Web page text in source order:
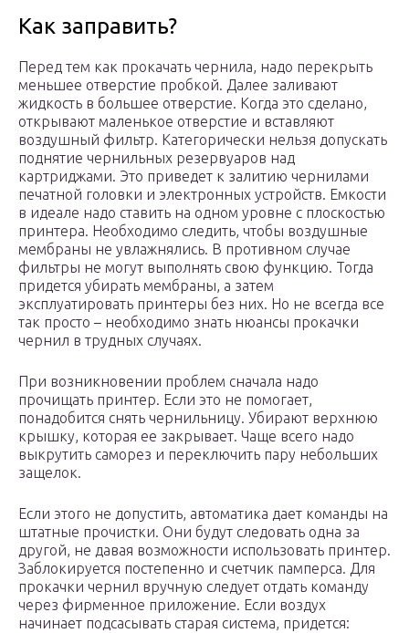
Как заправить?
Перед тем как прокачать чернила, надо перекрыть
меньшее отверстие пробкой. Далее заливают
жидкость в большее отверстие. Когда это сделано,
открывают маленькое отверстие и вставляют
воздушный фильтр. Категорически нельзя допускать
поднятие чернильных резервуаров над
картриджами. Это приведет к залитию чернилами
печатной головки и электронных устройств. Емкости
в идеале надо ставить на одном уровне с плоскостью
принтера. Необходимо следить, чтобы воздушные
мембраны не увлажнялись. В противном случае
фильтры не могут выполнять свою функцию. Тогда
придется убирать мембраны, а затем
эксплуатировать принтеры без них. Но не всегда все
так просто – необходимо знать нюансы прокачки
чернил в трудных случаях.
При возникновении проблем сначала надо
прочищать принтер. Если это не помогает,
понадобится снять чернильницу. Убирают верхнюю
крышку, которая ее закрывает. Чаще всего надо
выкрутить саморез и переключить пару небольших
защелок.
Если этого не допустить, автоматика дает команды на
штатные прочистки. Они будут следовать одна за
другой, не давая возможности использовать принтер.
Заблокируется постепенно и счетчик памперса. Для
прокачки чернил вручную следует отдать команду
через фирменное приложение. Если воздух
начинает подсасывать старая система, придется: